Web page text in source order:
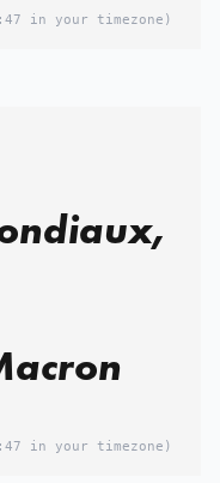
in your timezone)
in your timezone)